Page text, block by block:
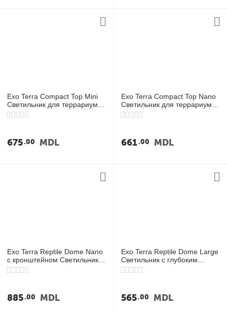
Exo Terra Compact Top Mini
Светильник для террариума
30 см
675 00 MDL
Exo Terra Compact Top Nano
Светильник для террариума
20 см
661 00 MDL
Exo Terra Reptile Dome Nano
с кронштейном Светильник
для нано-террариумов
885 00 MDL
Exo Terra Reptile Dome Large
Светильник с глубоким
отражателем Ø21 см
565 00 MDL